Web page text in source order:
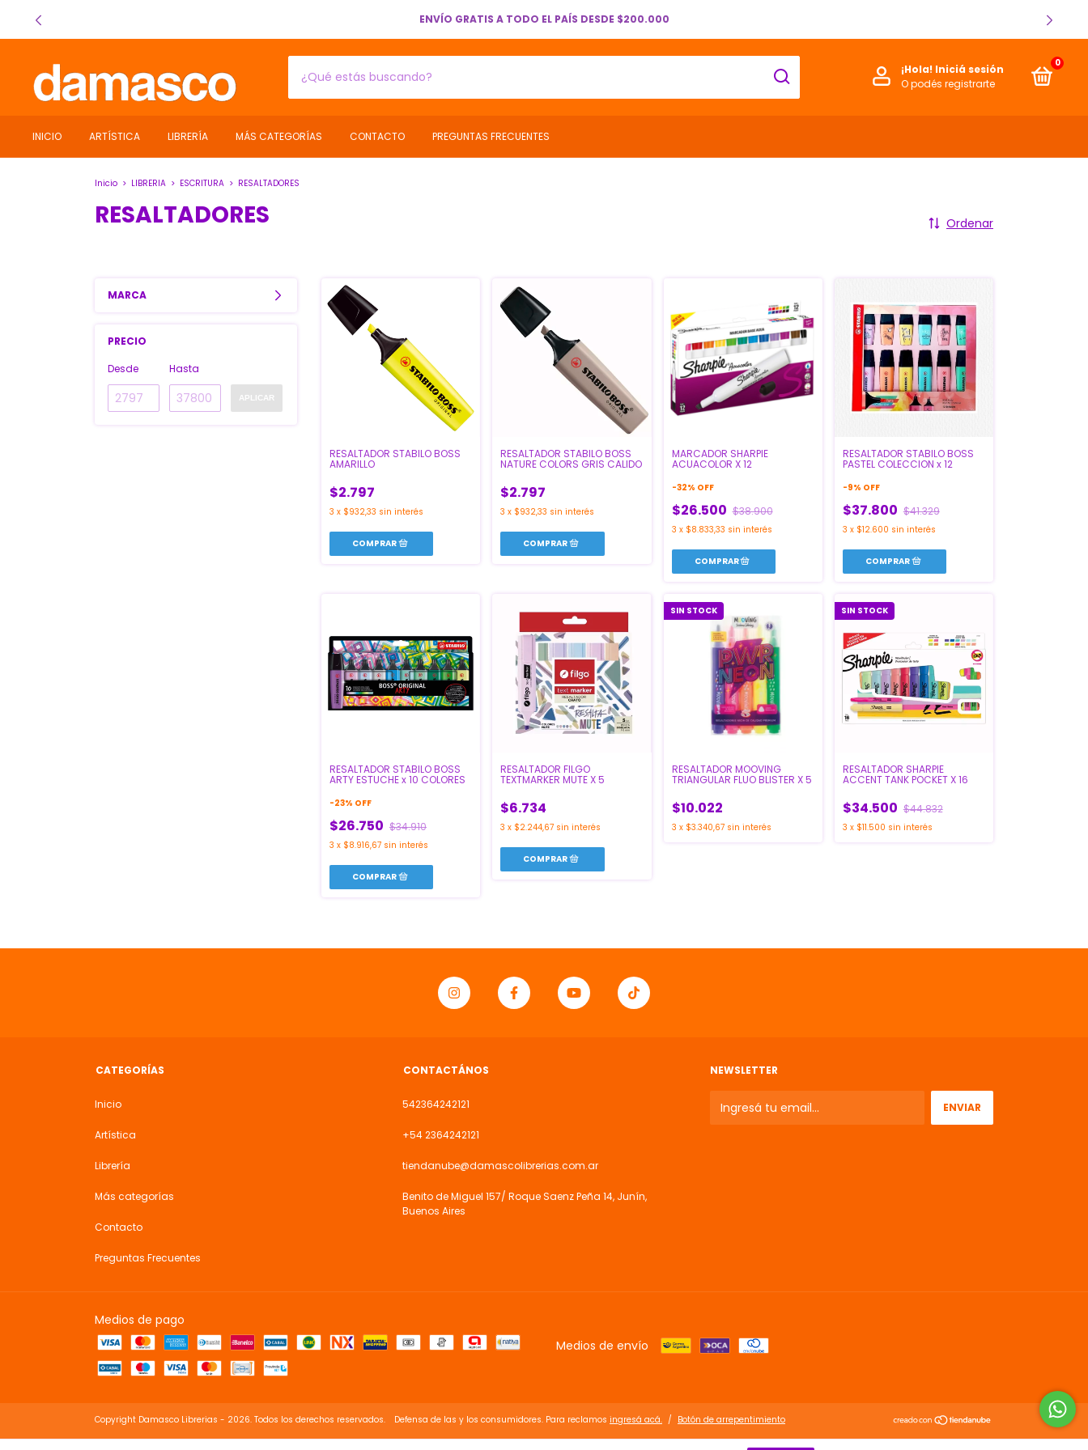
ENVÍO GRATIS A TODO EL PAÍS DESDE $200.000
¡Hola! Iniciá sesión
O podés registrarte
0
INICIO ARTÍSTICA LIBRERÍA MÁS CATEGORÍAS CONTACTO PREGUNTAS FRECUENTES
Inicio > LIBRERIA > ESCRITURA > RESALTADORES
RESALTADORES Ordenar
MARCA
PRECIO
Desde
Hasta
APLICAR
RESALTADOR STABILO BOSS
AMARILLO
$2.797
3 x $932,33 sin interés
RESALTADOR STABILO BOSS
NATURE COLORS GRIS CALIDO
$2.797
3 x $932,33 sin interés
MARCADOR SHARPIE
ACUACOLOR X 12
-32% OFF
$26.500 $38.900
3 x $8.833,33 sin interés
RESALTADOR STABILO BOSS
PASTEL COLECCION x 12
-9% OFF
$37.800 $41.329
3 x $12.600 sin interés
RESALTADOR STABILO BOSS
ARTY ESTUCHE x 10 COLORES
-23% OFF
$26.750 $34.910
3 x $8.916,67 sin interés
RESALTADOR FILGO
TEXTMARKER MUTE X 5
$6.734
3 x $2.244,67 sin interés
SIN STOCK
RESALTADOR MOOVING
TRIANGULAR FLUO BLISTER X 5
$10.022
3 x $3.340,67 sin interés
SIN STOCK
RESALTADOR SHARPIE
ACCENT TANK POCKET X 16
$34.500 $44.832
3 x $11.500 sin interés
CATEGORÍAS
Inicio
Artística
Librería
Más categorías
Contacto
Preguntas Frecuentes
CONTACTÁNOS
542364242121
+54 2364242121
tiendanube@damascolibrerias.com.ar
Benito de Miguel 157/ Roque Saenz Peña 14, Junín,
Buenos Aires
NEWSLETTER
Medios de pago
Medios de envío
Copyright Damasco Librerias - 2026. Todos los derechos reservados. Defensa de las y los consumidores. Para reclamos ingresá acá. / Botón de arrepentimiento